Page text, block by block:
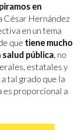
en
César Hernández
en un tema
que tiene mucho
salud pública, no
estatales y
tal grado que la
proporcional a